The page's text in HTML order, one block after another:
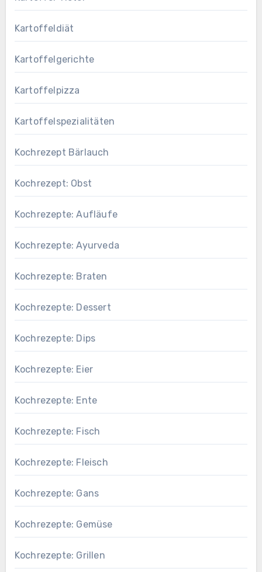
Kartoffeldiät
Kartoffelgerichte
Kartoffelpizza
Kartoffelspezialitäten
Kochrezept Bärlauch
Kochrezept: Obst
Kochrezepte: Aufläufe
Kochrezepte: Ayurveda
Kochrezepte: Braten
Kochrezepte: Dessert
Kochrezepte: Dips
Kochrezepte: Eier
Kochrezepte: Ente
Kochrezepte: Fisch
Kochrezepte: Fleisch
Kochrezepte: Gans
Kochrezepte: Gemüse
Kochrezepte: Grillen